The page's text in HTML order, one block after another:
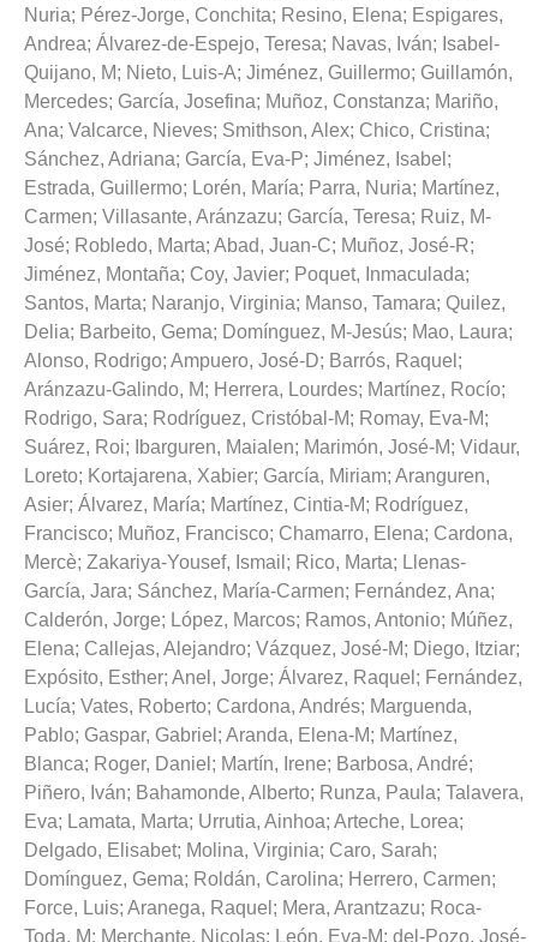
Nuria; Pérez-Jorge, Conchita; Resino, Elena; Espigares,
Andrea; Álvarez-de-Espejo, Teresa; Navas, Iván; Isabel-
Quijano, M; Nieto, Luis-A; Jiménez, Guillermo; Guillamón,
Mercedes; García, Josefina; Muñoz, Constanza; Mariño,
Ana; Valcarce, Nieves; Smithson, Alex; Chico, Cristina;
Sánchez, Adriana; García, Eva-P; Jiménez, Isabel ;
Estrada, Guillermo; Lorén, María; Parra, Nuria; Martínez,
Carmen; Villasante, Aránzazu; García, Teresa; Ruiz, M-
José; Robledo, Marta; Abad, Juan-C; Muñoz, José-R;
Jiménez, Montaña; Coy, Javier; Poquet, Inmaculada;
Santos, Marta; Naranjo, Virginia; Manso, Tamara; Quilez,
Delia; Barbeito, Gema; Domínguez, M-Jesús; Mao, Laura;
Alonso, Rodrigo; Ampuero, José-D; Barrós, Raquel ;
Aránzazu-Galindo, M; Herrera, Lourdes; Martínez, Rocío;
Rodrigo, Sara; Rodríguez, Cristóbal-M; Romay, Eva-M;
Suárez, Roi; Ibarguren, Maialen; Marimón, José-M; Vidaur,
Loreto; Kortajarena, Xabier; García, Miriam; Aranguren,
Asier; Álvarez, María; Martínez, Cintia-M; Rodríguez,
Francisco; Muñoz, Francisco; Chamarro, Elena; Cardona,
Mercè; Zakariya-Yousef, Ismail ; Rico, Marta; Llenas-
García, Jara; Sánchez, María-Carmen; Fernández, Ana;
Calderón, Jorge; López, Marcos; Ramos, Antonio; Múñez,
Elena; Callejas, Alejandro; Vázquez, José-M; Diego, Itziar;
Expósito, Esther; Anel, Jorge; Álvarez, Raquel ; Fernández,
Lucía; Vates, Roberto; Cardona, Andrés; Marguenda,
Pablo; Gaspar, Gabriel ; Aranda, Elena-M; Martínez,
Blanca; Roger, Daniel ; Martín, Irene; Barbosa, André;
Piñero, Iván; Bahamonde, Alberto; Runza, Paula; Talavera,
Eva; Lamata, Marta; Urrutia, Ainhoa; Arteche, Lorea;
Delgado, Elisabet; Molina, Virginia; Caro, Sarah;
Domínguez, Gema; Roldán, Carolina; Herrero, Carmen;
Force, Luis; Aranega, Raquel ; Mera, Arantzazu; Roca-
Toda, M; Merchante, Nicolas; León, Eva-M; del-Pozo, José-